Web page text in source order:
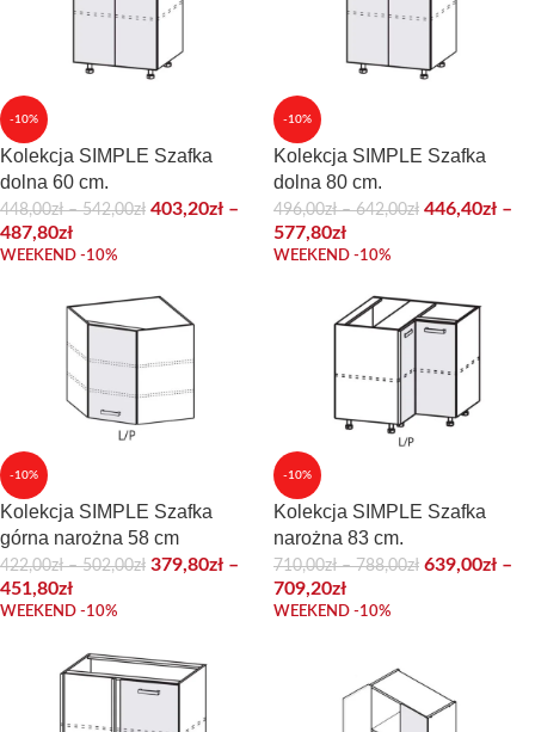
-10%
Kolekcja SIMPLE Szafka
dolna 60 cm.
448,00zł – 542,00zł 403,20zł –
487,80zł
WEEKEND -10%
-10%
Kolekcja SIMPLE Szafka
dolna 80 cm.
496,00zł – 642,00zł 446,40zł –
577,80zł
WEEKEND -10%
-10%
Kolekcja SIMPLE Szafka
górna narożna 58 cm
422,00zł – 502,00zł 379,80zł –
451,80zł
WEEKEND -10%
-10%
Kolekcja SIMPLE Szafka
narożna 83 cm.
710,00zł – 788,00zł 639,00zł –
709,20zł
WEEKEND -10%